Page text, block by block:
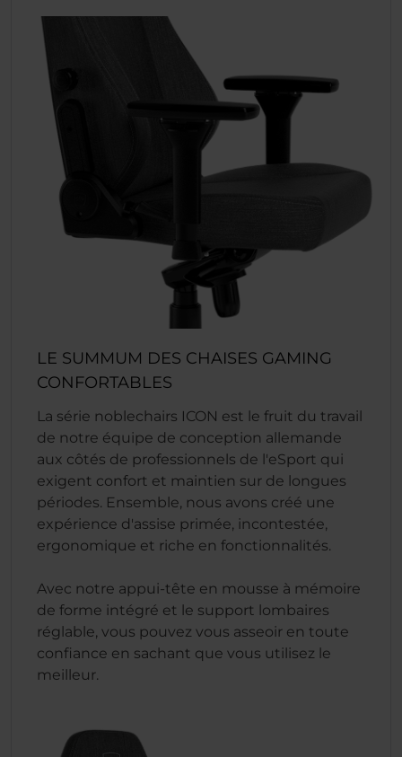
LE SUMMUM DES CHAISES GAMING
CONFORTABLES
La série noblechairs ICON est le fruit du travail
de notre équipe de conception allemande
aux côtés de professionnels de l'eSport qui
exigent confort et maintien sur de longues
périodes. Ensemble, nous avons créé une
expérience d'assise primée, incontestée,
ergonomique et riche en fonctionnalités.
Avec notre appui-tête en mousse à mémoire
de forme intégré et le support lombaires
réglable, vous pouvez vous asseoir en toute
confiance en sachant que vous utilisez le
meilleur.